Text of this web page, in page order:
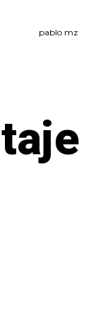
pablo mz